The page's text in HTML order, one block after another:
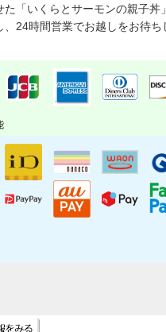
た「いくらとサーモンの親子丼
、24時間営業でお越しをお待ち